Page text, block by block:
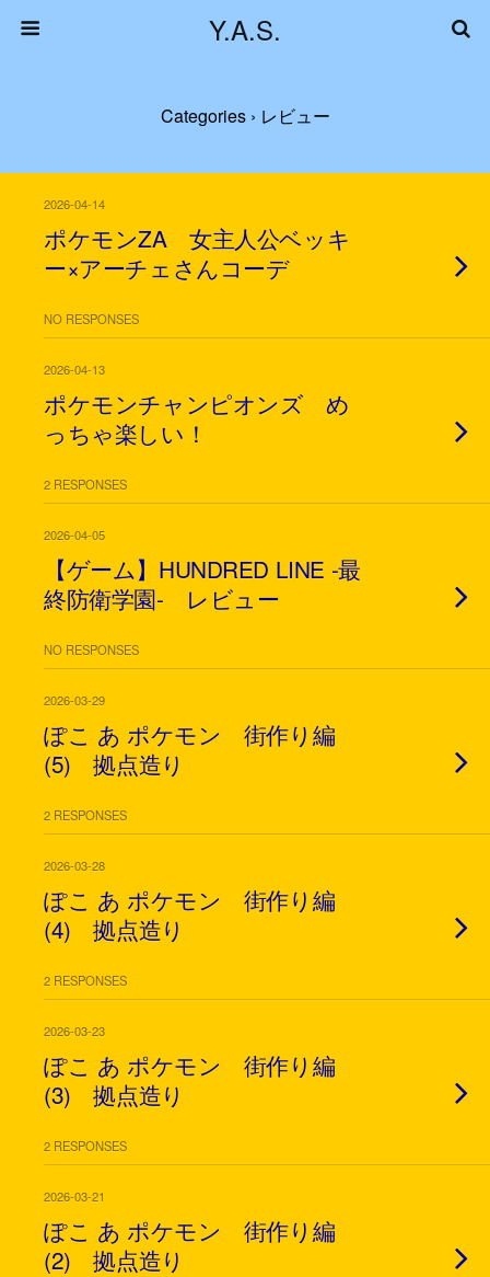
Y.A.S.
Categories › レビュー
2026-04-14
ポケモンZA 女主人公ベッキ
ー×アーチェさんコーデ
NO RESPONSES
2026-04-13
ポケモンチャンピオンズ め
っちゃ楽しい！
2 RESPONSES
2026-04-05
【ゲーム】HUNDRED LINE -最
終防衛学園- レビュー
NO RESPONSES
2026-03-29
ぽこ あ ポケモン 街作り編
(5) 拠点造り
2 RESPONSES
2026-03-28
ぽこ あ ポケモン 街作り編
(4) 拠点造り
2 RESPONSES
2026-03-23
ぽこ あ ポケモン 街作り編
(3) 拠点造り
2 RESPONSES
2026-03-21
ぽこ あ ポケモン 街作り編
(2) 拠点造り